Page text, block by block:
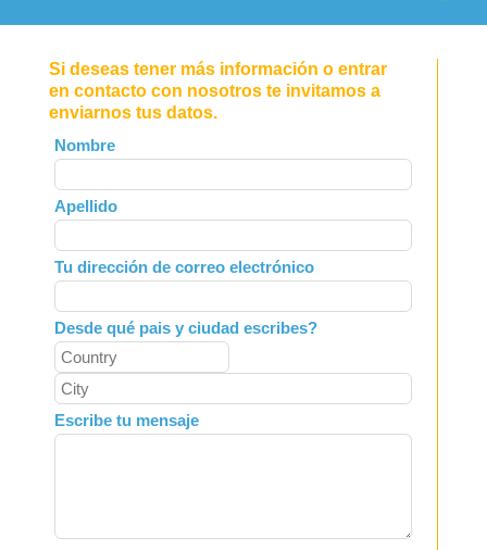
Si deseas tener más información o entrar
en contacto con nosotros te invitamos a
enviarnos tus datos.
Leave
this
field
blank
Nombre
Apellido
Tu dirección de correo electrónico
Desde qué pais y ciudad escribes?
Escribe tu mensaje